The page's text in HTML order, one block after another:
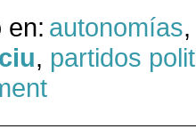
en: autonomías,
ciu, partidos